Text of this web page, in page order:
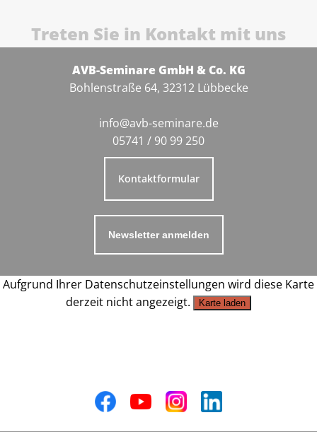
Treten Sie in Kontakt mit uns
AVB-Seminare GmbH & Co. KG
Bohlenstraße 64, 32312 Lübbecke
info@avb-seminare.de
05741 / 90 99 250
Kontaktformular
Newsletter anmelden
Aufgrund Ihrer Datenschutzeinstellungen wird diese Karte
derzeit nicht angezeigt.
Karte laden